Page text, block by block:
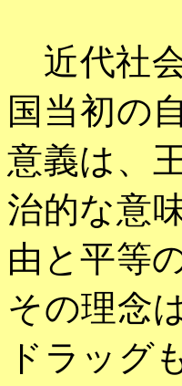
近代社
国当初の
意義は、
治的な意
由と平等
その理念
ドラッグ